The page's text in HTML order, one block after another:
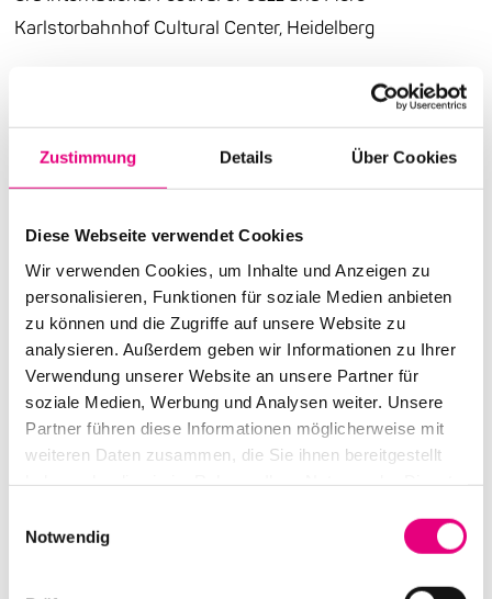
Zustimmung Details Über Cookies
Diese Webseite verwendet Cookies
Wir verwenden Cookies, um Inhalte und Anzeigen zu
personalisieren, Funktionen für soziale Medien anbieten
zu können und die Zugriffe auf unsere Website zu
analysieren. Außerdem geben wir Informationen zu Ihrer
Verwendung unserer Website an unsere Partner für
soziale Medien, Werbung und Analysen weiter. Unsere
Partner führen diese Informationen möglicherweise mit
weiteren Daten zusammen, die Sie ihnen bereitgestellt
Notwendig
Karlstorbahnhof Cultural Center, Heidelberg
Start:October23, 2001 – 9:00 p.m.
Doors open:
23, 2001 – 8:00 p.m.
Charles Lloyd: sax, fl, tr
Gerald Clayton: p
Reuben Rogers: b
Kendrick Scott: dr
Nationality: USA, USA, USA, USA
Karlstorbahnhof Cultural Center, Heidelberg:1Am
Karlstor, Heidelberg
Event Series: Charles